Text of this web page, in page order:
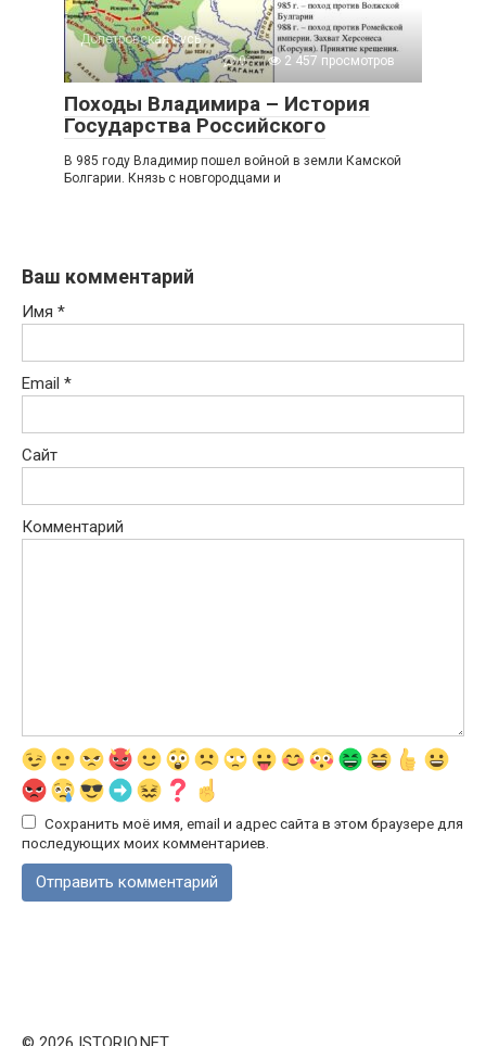
Допетровская Русь
0
2 457 просмотров
Походы Владимира – История
Государства Российского
В 985 году Владимир пошел войной в земли Камской
Болгарии. Князь с новгородцами и
Ваш комментарий
Имя *
Email *
Сайт
Комментарий
Сохранить моё имя, email и адрес сайта в этом браузере для
последующих моих комментариев.